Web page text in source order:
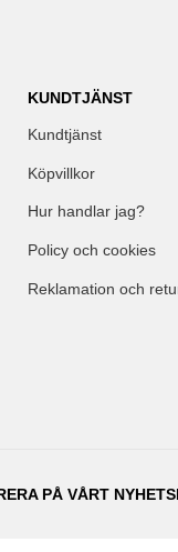
KUNDTJÄNST
Kundtjänst
Köpvillkor
Hur handlar jag?
Policy och cookies
Reklamation och
PÅ VÅRT